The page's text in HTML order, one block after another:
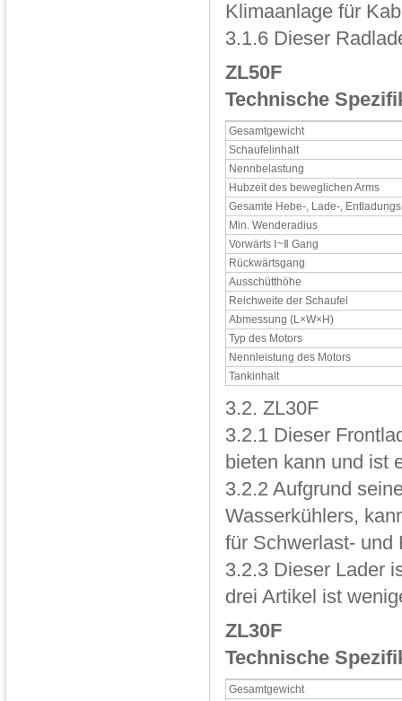
Klimaanlage für
3.1.6 Dieser
ZL50F
Technische
Gesamtgewicht
Schaufelinhalt
Nennbelastung
Hubzeit des beweglichen Arms
Gesamte Hebe-, Lade-,
Min. Wenderadius
Vorwärts Ⅰ~Ⅱ Gang
Rückwärtsgang
Ausschütthöhe
Reichweite der Schaufel
Abmessung (L×W×H)
Typ des Motors
Nennleistung des Motors
Tankinhalt
3.2. ZL30F
3.2.1 Dieser
bieten kann und ist
3.2.2 Aufgrund
Wasserkühlers,
für Schwerlast- und
3.2.3 Dieser Lader
drei Artikel ist
ZL30F
Technische
Gesamtgewicht